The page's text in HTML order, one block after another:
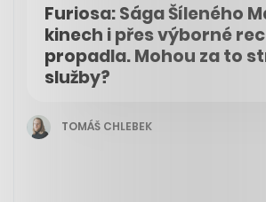
Furiosa: Sága Šíleného
kinech i přes výborné
propadla. Mohou za to
služby?
TOMÁŠ CHLEBEK